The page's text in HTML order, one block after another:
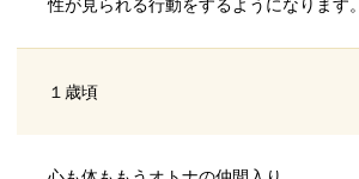
性が見られる行動をするようになります。
１歳頃